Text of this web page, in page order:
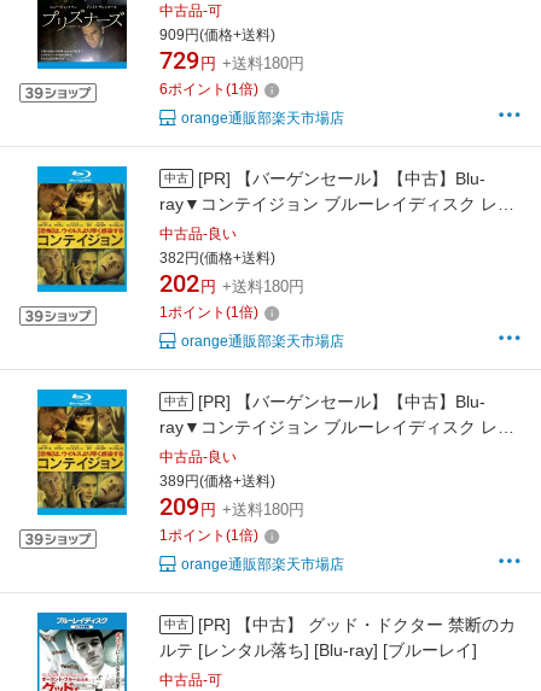
中古品-可
909円(価格+送料)
729 円 +送料180円
6ポイント (1倍)
orange通販部楽天市場店
中古 [PR]
【バーゲンセール】【中古】Blu-
ray▼コンテイジョン ブルーレイディスク レン
タル落ち
中古品-良い
382円(価格+送料)
202 円 +送料180円
1ポイント (1倍)
orange通販部楽天市場店
中古 [PR]
【バーゲンセール】【中古】Blu-
ray▼コンテイジョン ブルーレイディスク レン
タル落ち
中古品-良い
389円(価格+送料)
209 円 +送料180円
1ポイント (1倍)
orange通販部楽天市場店
中古 [PR]
【中古】 グッド・ドクター 禁断のカ
ルテ [レンタル落ち] [Blu-ray] [ブルーレイ]
中古品-可